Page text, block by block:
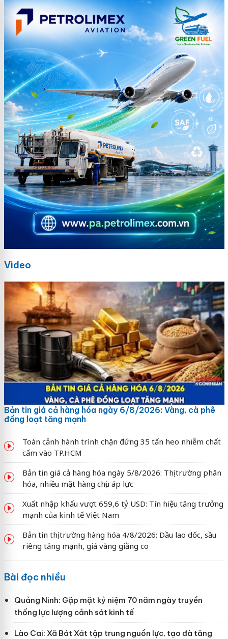
Video
Bản tin giá cả hàng hóa ngày 6/8/2026: Vàng, cà phê
đồng loạt tăng mạnh
Toàn cảnh hành trình chặn đứng 35 tấn heo nhiễm chất
cấm vào TP.HCM
Bản tin giá cả hàng hóa ngày 5/8/2026: Thị trường phân
hóa, nhiều mặt hàng chịu áp lực
Xuất nhập khẩu vượt 659,6 tỷ USD: Tín hiệu tăng trưởng
mạnh của kinh tế Việt Nam
Bản tin thị trường hàng hóa 4/8/2026: Dầu lao dốc, sầu
riêng tăng mạnh, giá vàng giằng co
Bài đọc nhiều
Quảng Ninh: Gặp mặt kỷ niệm 70 năm ngày truyền
thống lực lượng cảnh sát kinh tế
Lào Cai: Xã Bát Xát tập trung nguồn lực, tạo đà tăng